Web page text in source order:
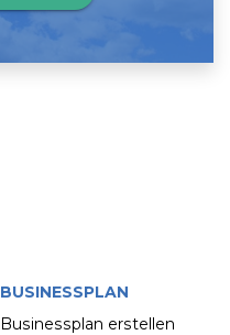
BUSINESSPLAN
Businessplan erstellen